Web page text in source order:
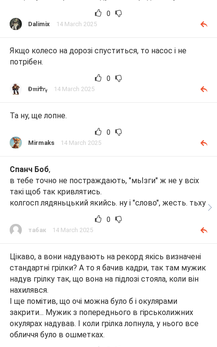
0
Dalimix 14 March 2025
Якщо колесо на дорозі спуститься, то насос і не
потрібен.
0
Ɖ𝔪i♰𝘳ᵧ 14 March 2025
Та ну, ще лопне.
0
Mirmaks 14 March 2025
Спанч Боб,
в тебе точно не постраждають, "мьІзги" ж не у всіх
такі щоб так кривлятись.
колгосп лядяньцький якийсь. ну і "слово", жесть. тьху
0
табак 14 March 2025
Цікаво, а вони надувають на рекорд якісь визначені
стандартні грілки? А то я бачив кадри, так там мужик
надув грілку так, що вона на підлозі стояла, коли він
нахилявся.
І ще помітив, що очі можна було б і окулярами
закрити... Мужик з попереднього в гірськолижних
окулярах надував. І коли грілка лопнула, у нього все
обличчя було в ошметках.